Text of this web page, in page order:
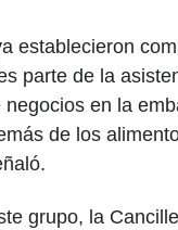
establecieron
parte de la
negocios en la
de los
grupo, la